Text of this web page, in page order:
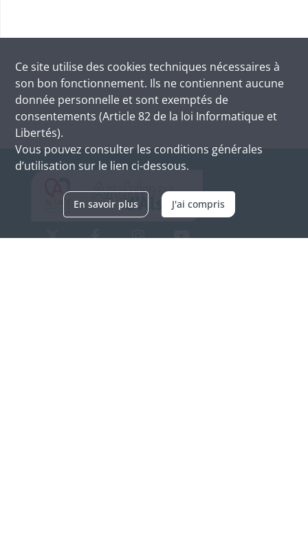
Ce site utilise des cookies techniques nécessaires à
son bon fonctionnement. Ils ne contiennent aucune
donnée personnelle et sont exemptés de
consentements (Article 82 de la loi Informatique et
Libertés).
Vous pouvez consulter les conditions générales
d’utilisation sur le lien ci-dessous.
En savoir plus J'ai compris